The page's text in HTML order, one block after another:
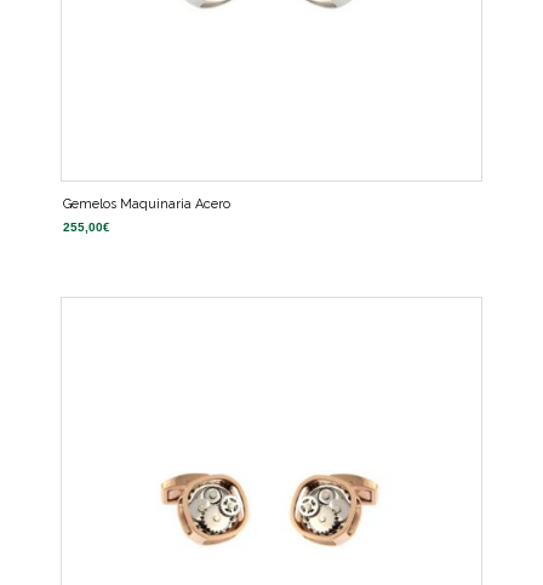
Gemelos Maquinaria Acero
255,00€